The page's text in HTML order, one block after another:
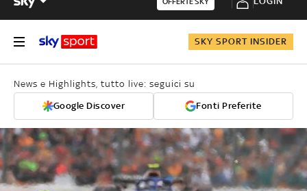
SKY SPORT INSIDER
News e Highlights, tutto live: seguici su
Google Discover Fonti Preferite